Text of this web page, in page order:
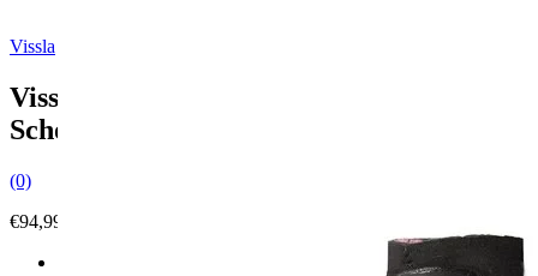
Vissla
Vissla 7 Seas Round Toe 7mm Surf
Schoenen
(0)
€94,99